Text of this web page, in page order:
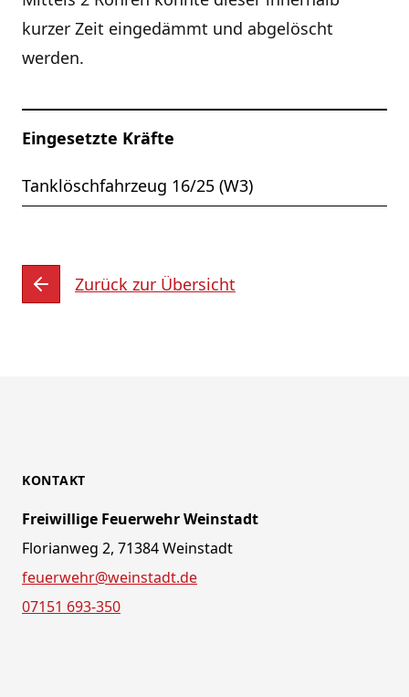
kurzer Zeit eingedämmt und abgelöscht
werden.
Eingesetzte Kräfte
Tanklöschfahrzeug 16/25 (W3)
Zurück zur Übersicht
KONTAKT
Freiwillige Feuerwehr Weinstadt
Florianweg 2, 71384 Weinstadt
feuerwehr@weinstadt.de
07151 693-350